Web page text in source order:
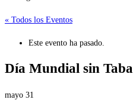
« Todos los Eventos
Este evento ha pasado.
Día Mundial sin
mayo 31